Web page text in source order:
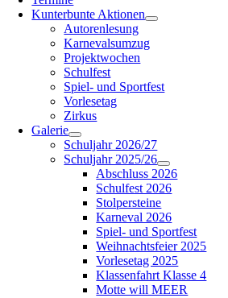
Kunterbunte Aktionen
Autorenlesung
Karnevalsumzug
Projektwochen
Schulfest
Spiel- und Sportfest
Vorlesetag
Zirkus
Galerie
Schuljahr 2026/27
Schuljahr 2025/26
Abschluss 2026
Schulfest 2026
Stolpersteine
Karneval 2026
Spiel- und Sportfest
Weihnachtsfeier 2025
Vorlesetag 2025
Klassenfahrt Klasse 4
Motte will MEER